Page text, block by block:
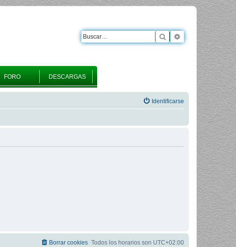
FORO DESCARGAS
Buscar Búsqueda
Identificarse
Todos los horarios son UTC+02:00
Borrar cookies